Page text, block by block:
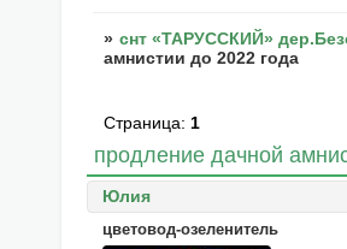
» снт «ТАРУССКИЙ»
амнистии до 2022 года
продление дачной
Страница: 1
Юлия
цветовод-озеленитель